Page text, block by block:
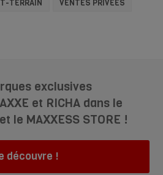
TERRAIN
VENTES PRIVÉES
exclusives
et RICHA dans le
le MAXXESS STORE !
découvre !